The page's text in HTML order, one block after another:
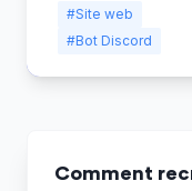
#Site web
#Bot Discord
Comment